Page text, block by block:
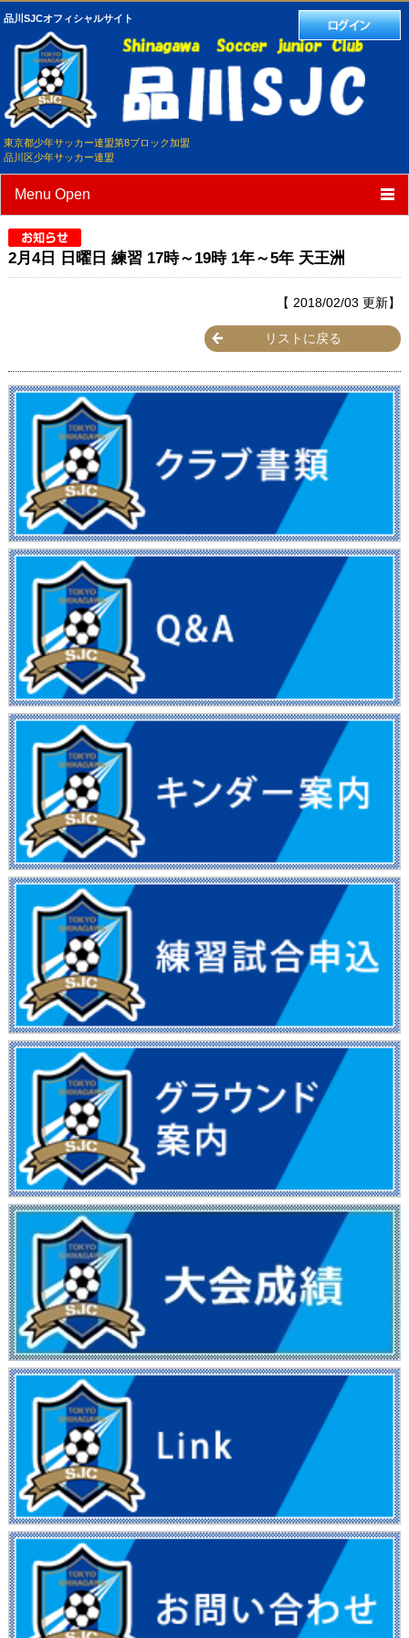
品川SJCオフィシャルサイト
東京都少年サッカー連盟第8ブロック加盟
品川区少年サッカー連盟
Menu Open
クラブ紹介
スケジュール
練習試合予定
OBの進路
2月4日 日曜日 練習 17時～19時 1年～5年 天王洲
【 2018/02/03 更新】
リストに戻る